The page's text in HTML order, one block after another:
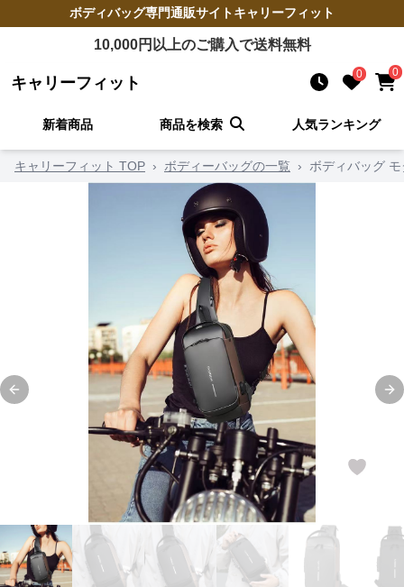
ボディバッグ専門通販サイトキャリーフィット
10,000円以上のご購入で送料無料
キャリーフィット 0 0
新着商品 商品を検索 人気ランキング
キャリーフィット TOP › ボディーバッグの一覧 › ボディバッグ
Previous slide